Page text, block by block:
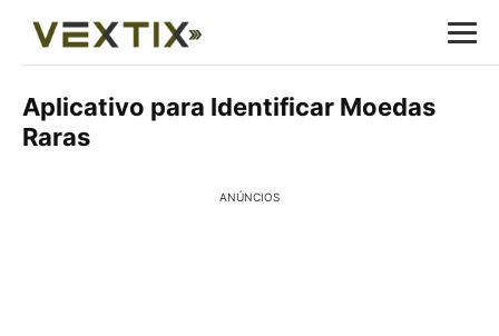
Aplicativo para Identificar Moedas
Raras
ANÚNCIOS